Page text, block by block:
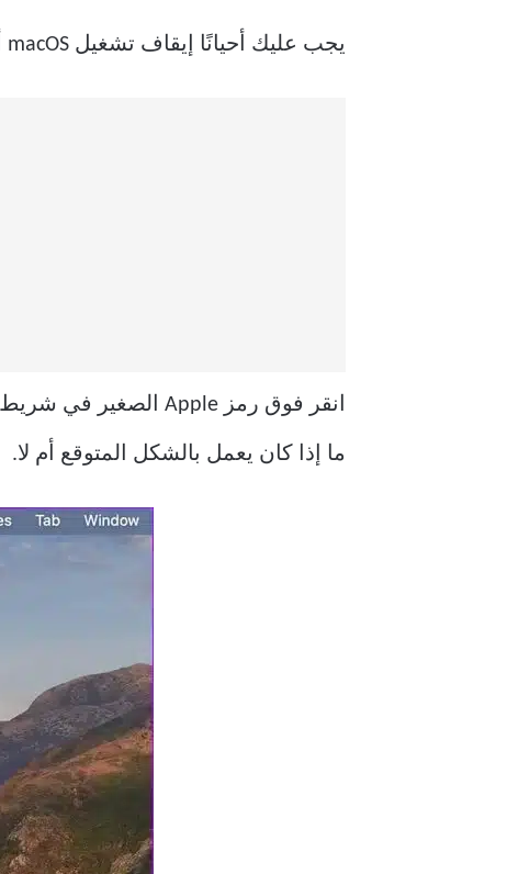
يجب عليك أحيانًا إيقاف تشغيل macOS أو إعادة تشغيله للحصول على تجربة تطبيق سلسة.
ما إذا كان يعمل بالشكل المتوقع أم لا.